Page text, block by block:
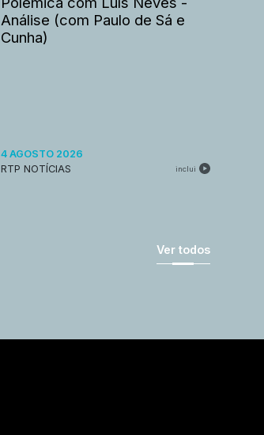
Análise (com Paulo de Sá e
Cunha)
4 AGOSTO 2026
RTP NOTÍCIAS
inclui
Ver todos